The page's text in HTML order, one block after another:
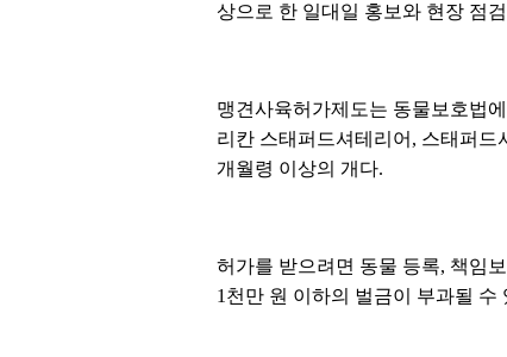
상으로 한 일대일 홍보와 현장 점
맹견사육허가제도는 동물보호법
리칸 스태퍼드셔테리어, 스태퍼드
개월령 이상의 개다.
허가를 받으려면 동물 등록, 책임
1천만 원 이하의 벌금이 부과될 수